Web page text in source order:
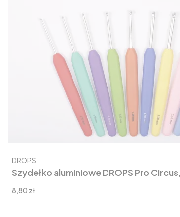
Szydełko aluminiowe DROPS Pro
Producent
DROPS
Cena
8,80 zł